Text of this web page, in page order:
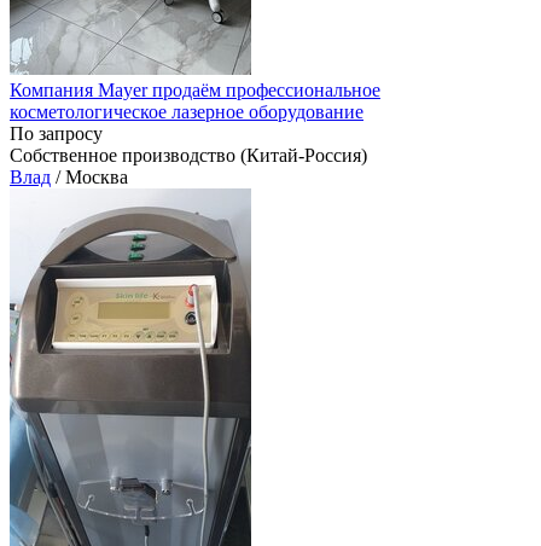
Компания Mayer продаём профессиональное
косметологическое лазерное оборудование
По запросу
Собственное производство (Китай-Россия)
Влад / Москва